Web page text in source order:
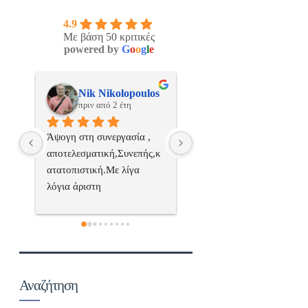
4.9
Με βάση 50 κριτικές
powered by Google
ManosBX
πριν από 2 έτη
Επαγγελματίας  Άψογη
συνεργασία
Αναζήτηση